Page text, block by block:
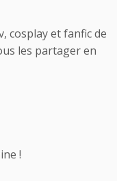
cosplay et fanfic de
les partager en
!